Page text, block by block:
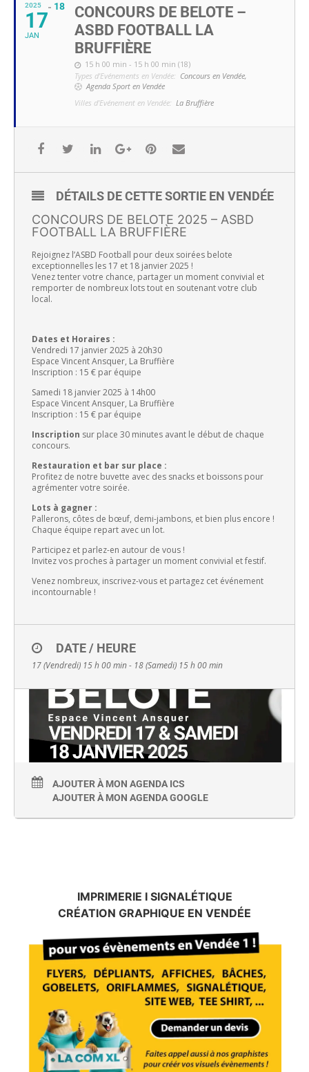
2025
17
JAN
18
CONCOURS DE BELOTE –
ASBD FOOTBALL LA
BRUFFIÈRE
15 h 00 min - 15 h 00 min (18)
Types d'Evénements en Vendée: Concours en Vendée,
Agenda Sport en Vendée
Villes d'Evénement en Vendée: La Bruffière
DÉTAILS DE CETTE SORTIE EN VENDÉE
CONCOURS DE BELOTE 2025 – ASBD
FOOTBALL LA BRUFFIÈRE
Rejoignez l’ASBD Football pour deux soirées belote
exceptionnelles les 17 et 18 janvier 2025 !
Venez tenter votre chance, partager un moment convivial et
remporter de nombreux lots tout en soutenant votre club
local.
Dates et Horaires :
Vendredi 17 janvier 2025 à 20h30
Espace Vincent Ansquer, La Bruffière
Inscription : 15 € par équipe
Samedi 18 janvier 2025 à 14h00
Espace Vincent Ansquer, La Bruffière
Inscription : 15 € par équipe
Inscription sur place 30 minutes avant le début de chaque
concours.
Restauration et bar sur place :
Profitez de notre buvette avec des snacks et boissons pour
agrémenter votre soirée.
Lots à gagner :
Pallerons, côtes de bœuf, demi-jambons, et bien plus encore !
Chaque équipe repart avec un lot.
Participez et parlez-en autour de vous !
Invitez vos proches à partager un moment convivial et festif.
Venez nombreux, inscrivez-vous et partagez cet événement
incontournable !
DATE / HEURE
17 (Vendredi) 15 h 00 min - 18 (Samedi) 15 h 00 min
AJOUTER À MON AGENDA ICS
AJOUTER À MON AGENDA GOOGLE
IMPRIMERIE I SIGNALÉTIQUE
CRÉATION GRAPHIQUE EN VENDÉE